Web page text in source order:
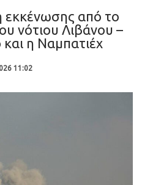
εκκένωσης από το
νότιου Λιβάνου –
η Ναμπατιέχ
11:02